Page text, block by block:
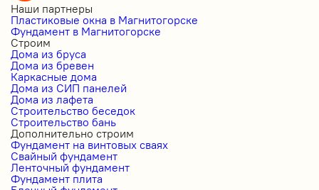
Наши партнеры
Пластиковые окна в Магнитогорске
Фундамент в Магнитогорске
Строим
Дома из бруса
Дома из бревен
Каркасные дома
Дома из СИП панелей
Дома из лафета
Строительство беседок
Строительство бань
Дополнительно строим
Фундамент на винтовых сваях
Свайный фундамент
Ленточный фундамент
Фундамент плита